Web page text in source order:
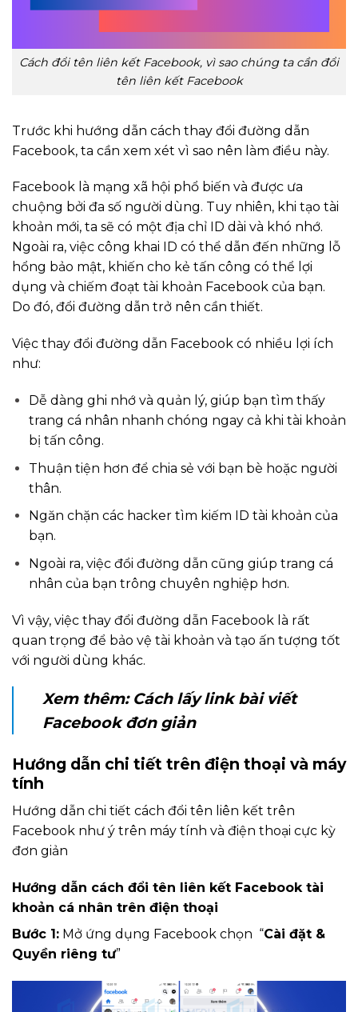
Cách đổi tên liên kết Facebook, vì sao chúng ta cần đổi
tên liên kết Facebook
Trước khi hướng dẫn cách thay đổi đường dẫn
Facebook, ta cần xem xét vì sao nên làm điều này.
Facebook là mạng xã hội phổ biến và được ưa
chuộng bởi đa số người dùng. Tuy nhiên, khi tạo tài
khoản mới, ta sẽ có một địa chỉ ID dài và khó nhớ.
Ngoài ra, việc công khai ID có thể dẫn đến những lỗ
hổng bảo mật, khiến cho kẻ tấn công có thể lợi
dụng và chiếm đoạt tài khoản Facebook của bạn.
Do đó, đổi đường dẫn trở nên cần thiết.
Việc thay đổi đường dẫn Facebook có nhiều lợi ích
như:
Dễ dàng ghi nhớ và quản lý, giúp bạn tìm thấy
trang cá nhân nhanh chóng ngay cả khi tài khoản
bị tấn công.
Thuận tiện hơn để chia sẻ với bạn bè hoặc người
thân.
Ngăn chặn các hacker tìm kiếm ID tài khoản của
bạn.
Ngoài ra, việc đổi đường dẫn cũng giúp trang cá
nhân của bạn trông chuyên nghiệp hơn.
Vì vậy, việc thay đổi đường dẫn Facebook là rất
quan trọng để bảo vệ tài khoản và tạo ấn tượng tốt
với người dùng khác.
Xem thêm: Cách lấy link bài viết
Facebook đơn giản
Hướng dẫn chi tiết trên điện thoại và máy
tính
Hướng dẫn chi tiết cách đổi tên liên kết trên
Facebook như ý trên máy tính và điện thoại cực kỳ
đơn giản
Hướng dẫn cách đổi tên liên kết Facebook tài
khoản cá nhân trên điện thoại
Bước 1: Mở ứng dụng Facebook chọn “Cài đặt &
Quyền riêng tư”